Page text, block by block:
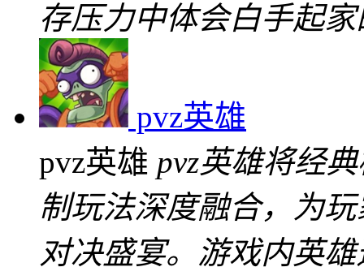
存压力中体会白手起
pvz英雄
pvz英雄 pvz英雄将经
制玩法深度融合，为
对决盛宴。游戏内英